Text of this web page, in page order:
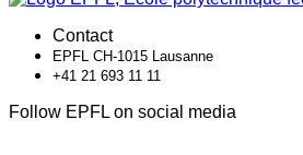
Contact
EPFL CH-1015 Lausanne
+41 21 693 11 11
Follow EPFL on social media